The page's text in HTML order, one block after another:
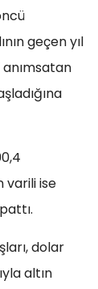
geçen yıl
varili ise
dolar
altın